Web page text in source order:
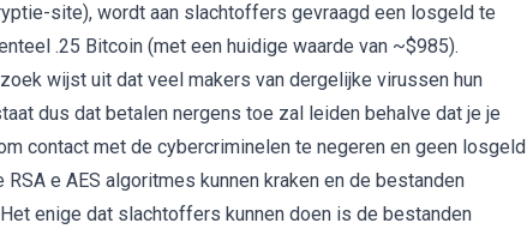
site), wordt aan slachtoffers gevraagd een losgeld te
.25 Bitcoin (met een huidige waarde van ~$985).
wijst uit dat veel makers van dergelijke virussen hun
dus dat betalen nergens toe zal leiden behalve dat je je
contact met de cybercriminelen te negeren en geen losgeld
e AES algoritmes kunnen kraken en de bestanden
enige dat slachtoffers kunnen doen is de bestanden